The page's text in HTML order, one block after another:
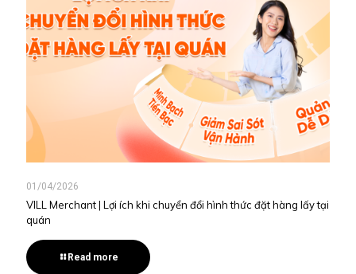
01/04/2026
VILL Merchant | Lợi ích khi chuyển đổi hình thức đặt hàng lấy tại
quán
Read more